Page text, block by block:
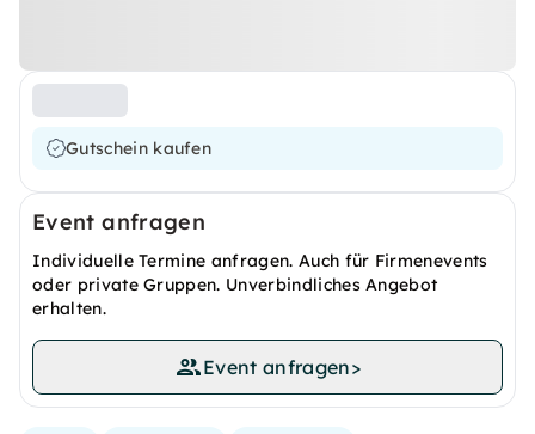
Gutschein kaufen
Event anfragen
Individuelle Termine anfragen. Auch für Firmenevents
oder private Gruppen. Unverbindliches Angebot
erhalten.
Event anfragen>